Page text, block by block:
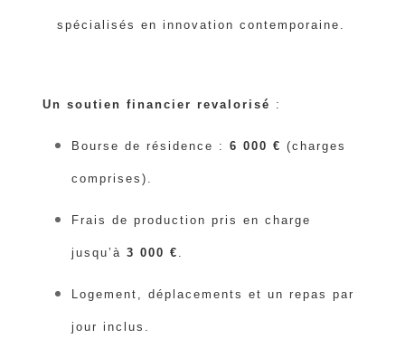
spécialisés en innovation contemporaine.
Un soutien financier revalorisé :
Bourse de résidence : 6 000 € (charges
comprises).
Frais de production pris en charge
jusqu’à 3 000 €
Logement, déplacements et un repas par
jour inclus.